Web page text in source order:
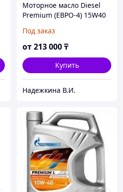
Моторное масло Diesel
Premium (ЕВРО-4) 15W40
Под заказ
от213 000₸
Купить
Надежкина В.И.